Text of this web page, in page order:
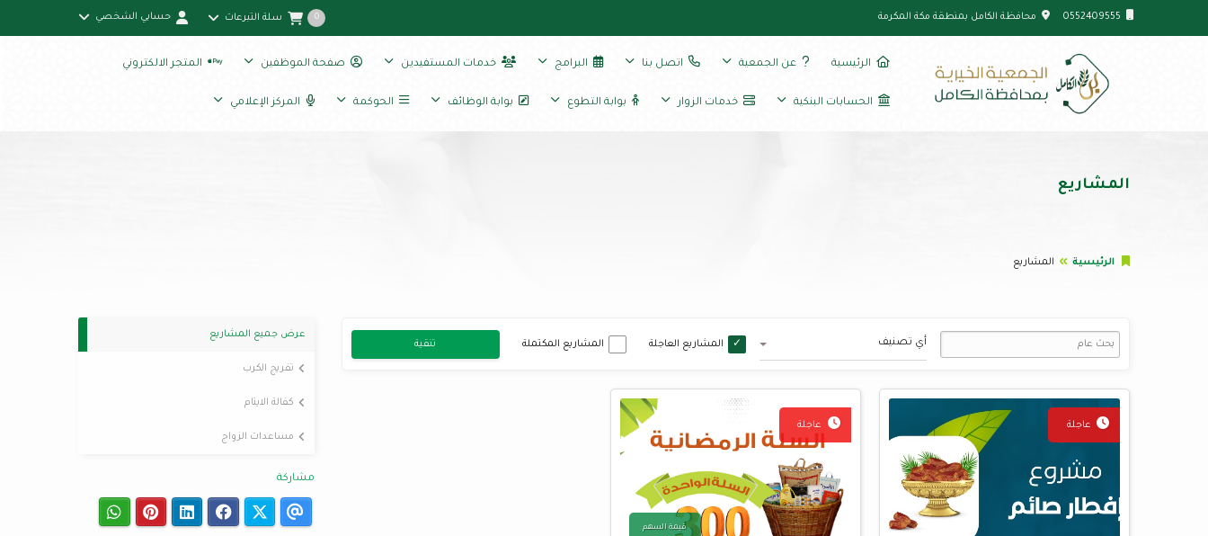
0552409555 محافظة الكامل بمنطقة مكة المكرمة 0 سلة التبرعات حسابي الشخصي
الرئيسية عن الجمعية اتصل بنا البرامج خدمات المستفيدين صفحة الموظفين المتجر الالكتروني
الحسابات البنكية خدمات الزوار بوابة التطوع بوابة الوظائف الحوكمة المركز الإعلامي
المشاريع
الرئيسية المشاريع
أي تصنيف المشاريع العاجلة المشاريع المكتملة تنقية
عاجلة
قيمة السهم
عاجلة
عرض جميع المشاريع
تفريج الكرب
كفالة الايتام
مساعدات الزواج
مشاركة